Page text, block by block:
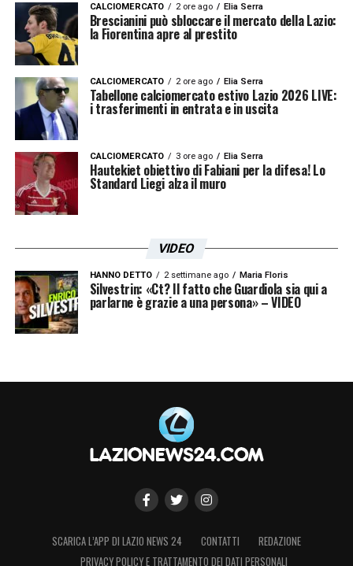
CALCIOMERCATO 2 ore ago Elia Serra
Brescianini può sbloccare il mercato della Lazio:
la Fiorentina apre al prestito
CALCIOMERCATO 2 ore ago Elia Serra
Tabellone calciomercato estivo Lazio 2026 LIVE:
i trasferimenti in entrata e in uscita
CALCIOMERCATO 3 ore ago Elia Serra
Hautekiet obiettivo di Fabiani per la difesa! Lo
Standard Liegi alza il muro
VIDEO
HANNO DETTO 2 settimane ago Maria Floris
Silvestrin: «Ct? Il fatto che Guardiola sia qui a
parlarne è grazie a una persona» – VIDEO
SCARICA L’APP DI LAZIO NEWS 24 CONTATTI
REDAZIONE
PRIVACY POLICY E TRATTAMENTO DEI DATI PERSONALI